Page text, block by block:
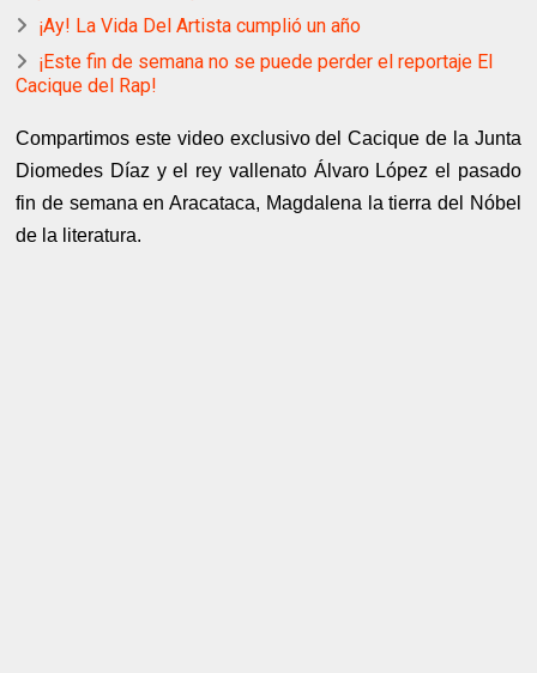
¡Ay! La Vida Del Artista cumplió un año
¡Este fin de semana no se puede perder el reportaje El
Cacique del Rap!
Compartimos este video exclusivo del Cacique de la Junta
Diomedes Díaz y el rey vallenato Álvaro López el pasado
fin de semana en Aracataca, Magdalena la tierra del Nóbel
de la literatura.